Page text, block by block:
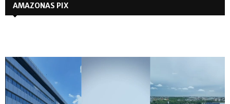
AMAZONAS PIX